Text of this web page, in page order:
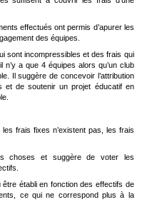
effectués ont permis d’apurer les
des équipes.
sont incompressibles et des frais qui
a que 4 équipes alors qu’un club
Il suggère de concevoir l’attribution
et de soutenir un projet éducatif en
frais fixes n’existent pas, les frais
choses et suggère de voter les
établi en fonction des effectifs de
ce qui ne correspond plus à la